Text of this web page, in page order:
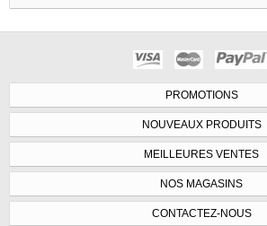
PROMOTIONS
NOUVEAUX PRODUITS
MEILLEURES VENTES
NOS MAGASINS
CONTACTEZ-NOUS